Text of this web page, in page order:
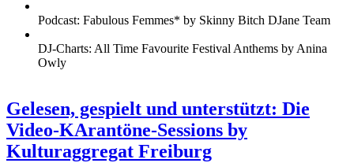
Podcast: Fabulous Femmes* by Skinny Bitch DJane Team
DJ-Charts: All Time Favourite Festival Anthems by Anina
Owly
Gelesen, gespielt und unterstützt: Die
Video-KArantöne-Sessions by
Kulturaggregat Freiburg